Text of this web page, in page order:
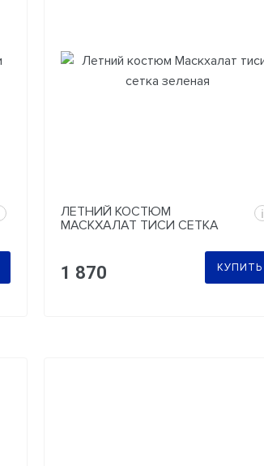
ЛЕТНИЙ КОСТЮМ
МАСКХАЛАТ ТИСИ СЕТКА
i
1 870 КУПИТЬ